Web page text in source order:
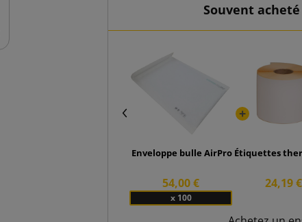
Souvent
Enveloppe bulle AirPro Green H18
54,00 €
x 100
Étiquettes
24,19 €